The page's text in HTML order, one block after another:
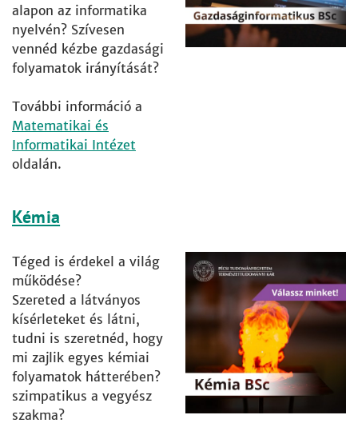
alapon az informatika
nyelvén? Szívesen
vennéd kézbe gazdasági
folyamatok irányítását?
További információ a
Matematikai és
Informatikai Intézet
oldalán.
Kémia
Téged is érdekel a világ
működése?
Szereted a látványos
kísérleteket és látni,
tudni is szeretnéd, hogy
mi zajlik egyes kémiai
folyamatok hátterében?
szimpatikus a vegyész
szakma?